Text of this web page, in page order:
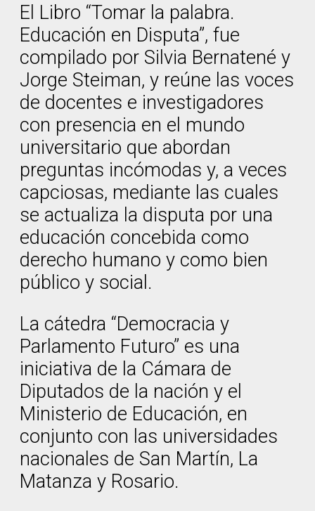
El Libro “Tomar la palabra.
Educación en Disputa”, fue
compilado por Silvia Bernatené y
Jorge Steiman, y reúne las voces
de docentes e investigadores
con presencia en el mundo
universitario que abordan
preguntas incómodas y, a veces
capciosas, mediante las cuales
se actualiza la disputa por una
educación concebida como
derecho humano y como bien
público y social.
La cátedra “Democracia y
Parlamento Futuro” es una
iniciativa de la Cámara de
Diputados de la nación y el
Ministerio de Educación, en
conjunto con las universidades
nacionales de San Martín, La
Matanza y Rosario.